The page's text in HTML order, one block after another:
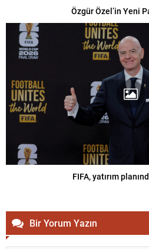
Özgür Özel’in Yeni
FIFA, yatırım
Bir Yorum Yazın